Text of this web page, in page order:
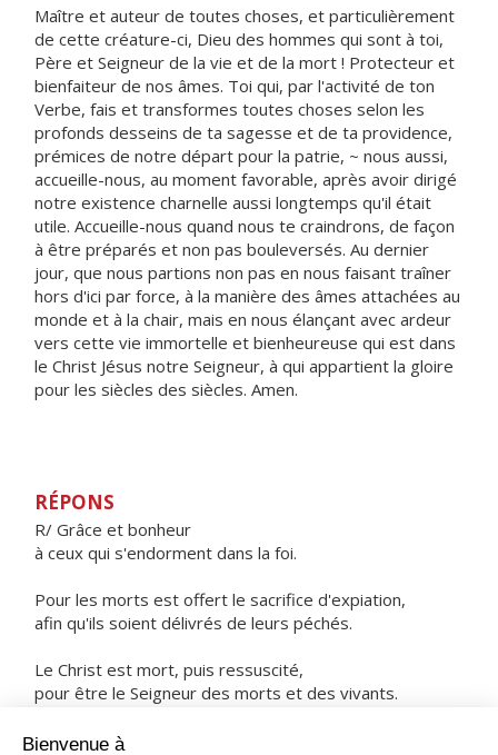
Maître et auteur de toutes choses, et particulièrement
de cette créature-ci, Dieu des hommes qui sont à toi,
Père et Seigneur de la vie et de la mort ! Protecteur et
bienfaiteur de nos âmes. Toi qui, par l'activité de ton
Verbe, fais et transformes toutes choses selon les
profonds desseins de ta sagesse et de ta providence,
prémices de notre départ pour la patrie, ~ nous aussi,
accueille-nous, au moment favorable, après avoir dirigé
notre existence charnelle aussi longtemps qu'il était
utile. Accueille-nous quand nous te craindrons, de façon
à être préparés et non pas bouleversés. Au dernier
jour, que nous partions non pas en nous faisant traîner
hors d'ici par force, à la manière des âmes attachées au
monde et à la chair, mais en nous élançant avec ardeur
vers cette vie immortelle et bienheureuse qui est dans
le Christ Jésus notre Seigneur, à qui appartient la gloire
pour les siècles des siècles. Amen.
RÉPONS
R/ Grâce et bonheur
à ceux qui s'endorment dans la foi.
Pour les morts est offert le sacrifice d'expiation,
afin qu'ils soient délivrés de leurs péchés.
Le Christ est mort, puis ressuscité,
pour être le Seigneur des morts et des vivants.